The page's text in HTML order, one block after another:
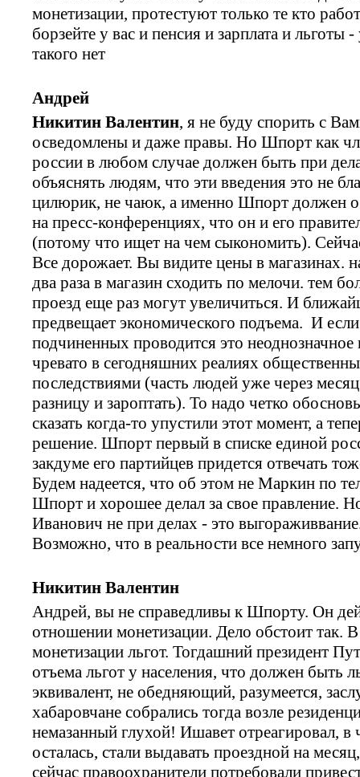
монетизации, протестуют только те кто
борзейте у вас и пенсия и зарплата и
такого нет
Андрей
Никитин Валентин, я не буду спорить с
осведомлены и даже правы. Но Шпорт как
россии в любом случае должен быть при
объяснять людям, что эти введения это не
цилюрик, не чаюк, а именно Шпорт должен
на пресс-конференциях, что он и его
(потому что ищет на чем сыкономить).
Все дорожает. Вы видите цены в магазинах.
два раза в магазин сходить по мелочи. тем
проезд еще раз могут увеличиться. И
предвещает экономического подъема. И
подчиненных проводится это
чревато в сегодняшних реалиях
последствиями (часть людей уже через
разницу и зароптать). То надо четко
сказать когда-то упустили этот момент, а
решение. Шпорт первый в списке единой
закдуме его партийцев придется отвечать
Будем надеется, что об этом не Маркин по
Шпорт и хорошее делал за свое правление.
Иванович не при делах - это
Возможно, что в реальности все немного
Никитин Валентин
Андрей, вы не справедливы к Шпорту. Он
отношении монетизации. Дело обстоит так.
монетизации льгот. Тогдашний президент
отъема льгот у населения, что должен быть
эквивалент, не обедняющий, разумеется,
хабаровчане собрались тогда возле
немазанный глухой! Ишавет отреагировал, в
осталась, стали выдавать проездной на
сейчас правоохранители потребовали